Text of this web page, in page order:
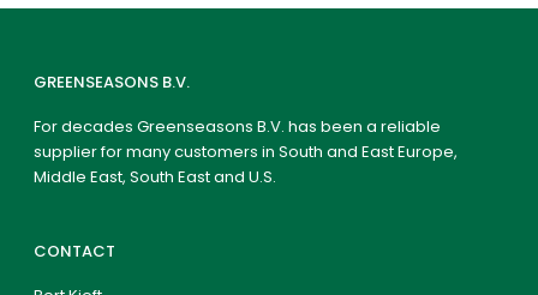
GREENSEASONS B.V.
For decades Greenseasons B.V. has been a reliable
supplier for many customers in South and East Europe,
Middle East, South East and U.S.
CONTACT